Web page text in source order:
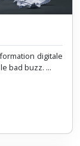
digitale
bad buzz. ...